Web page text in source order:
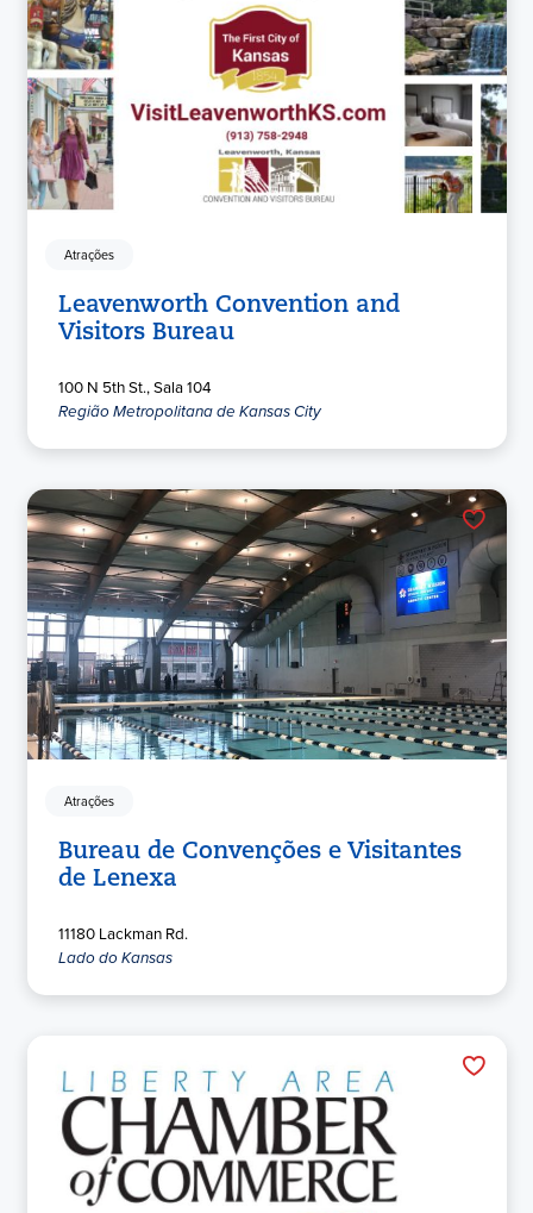
Atrações
Leavenworth Convention and
Visitors Bureau
100 N 5th St., Sala 104
Região Metropolitana de Kansas City
Atrações
Bureau de Convenções e Visitantes
de Lenexa
11180 Lackman Rd.
Lado do Kansas